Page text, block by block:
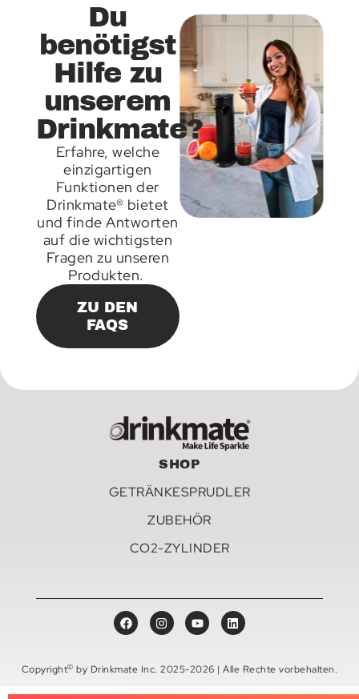
Du
benötigst
Hilfe zu
unserem
Drinkmate?
Erfahre, welche
einzigartigen
Funktionen der
Drinkmate® bietet
und finde Antworten
auf die wichtigsten
Fragen zu unseren
Produkten.
ZU DEN
FAQS
SHOP
GETRÄNKESPRUDLER
ZUBEHÖR
CO2-ZYLINDER
Copyright© by Drinkmate Inc. 2025-2026 | Alle Rechte vorbehalten.